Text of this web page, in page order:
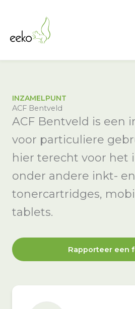
inhoud
INZAMELPUNT
ACF Bentveld
ACF Bentveld is een
voor particuliere
hier terecht voor het
onder andere inkt- en
tonercartridges,
tablets.
Rapporteer een